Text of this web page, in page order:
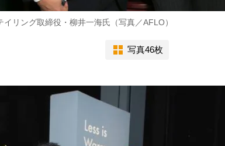
イリング取締役・柳井一海氏（写真／AFLO）
写真46枚